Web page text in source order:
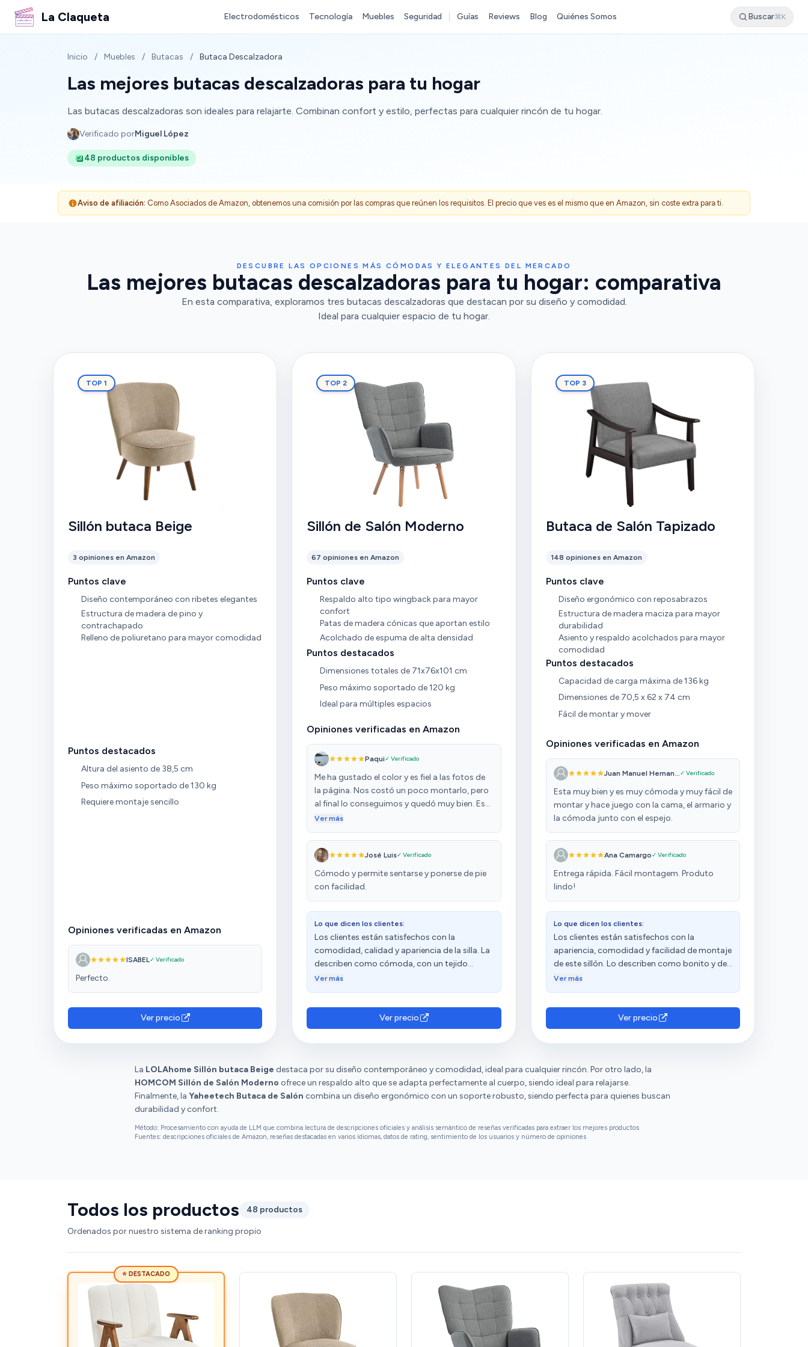
La Claqueta Electrodomésticos Tecnología Muebles Seguridad Guías Reviews Blog Quiénes Somos Buscar⌘K
Inicio / Muebles / Butacas / Butaca Descalzadora
Las mejores butacas descalzadoras para tu hogar
Las butacas descalzadoras son ideales para relajarte. Combinan confort y estilo, perfectas para cualquier rincón de tu hogar.
Verificado porMiguel López
48 productos disponibles
Aviso de afiliación: Como Asociados de Amazon, obtenemos una comisión por las compras que reúnen los requisitos. El precio que ves es el mismo que en Amazon, sin coste extra para ti.
DESCUBRE LAS OPCIONES MÁS CÓMODAS Y ELEGANTES DEL MERCADO
Las mejores butacas descalzadoras para tu hogar: comparativa
En esta comparativa, exploramos tres butacas descalzadoras que destacan por su diseño y comodidad.
Ideal para cualquier espacio de tu hogar.
TOP 1
Sillón butaca Beige
3 opiniones en Amazon
Puntos clave
Diseño contemporáneo con ribetes elegantes
Estructura de madera de pino y
contrachapado
Relleno de poliuretano para mayor comodidad
Puntos destacados
Altura del asiento de 38,5 cm
Peso máximo soportado de 130 kg
Requiere montaje sencillo
Opiniones verificadas en Amazon
ISABEL✓ Verificado
Perfecto.
Ver precio
TOP 2
Sillón de Salón Moderno
67 opiniones en Amazon
Puntos clave
Respaldo alto tipo wingback para mayor
confort
Patas de madera cónicas que aportan estilo
Acolchado de espuma de alta densidad
Puntos destacados
Dimensiones totales de 71x76x101 cm
Peso máximo soportado de 120 kg
Ideal para múltiples espacios
Opiniones verificadas en Amazon
Paqui✓ Verificado
Me ha gustado el color y es fiel a las fotos de
la página. Nos costó un poco montarlo, pero
al final lo conseguimos y quedó muy bien. Es
un sillón cómodo y que protege espalda y
Ver más
José Luis✓ Verificado
Cómodo y permite sentarse y ponerse de pie
con facilidad.
Lo que dicen los clientes:
Los clientes están satisfechos con la
comodidad, calidad y apariencia de la silla. La
describen como cómoda, con un tejido
acogedor y resistente. Además, destacan su
el montaje y la dureza.
Ver más
Ver precio
TOP 3
Butaca de Salón Tapizado
148 opiniones en Amazon
Puntos clave
Diseño ergonómico con reposabrazos
Estructura de madera maciza para mayor
durabilidad
Asiento y respaldo acolchados para mayor
comodidad
Puntos destacados
Capacidad de carga máxima de 136 kg
Dimensiones de 70,5 x 62 x 74 cm
Fácil de montar y mover
Opiniones verificadas en Amazon
Juan Manuel Hernan...✓ Verificado
Esta muy bien y es muy cómoda y muy fácil de
montar y hace juego con la cama, el armario y
la cómoda junto con el espejo.
Ana Camargo✓ Verificado
Entrega rápida. Fácil montagem. Produto
lindo!
Lo que dicen los clientes:
Los clientes están satisfechos con la
apariencia, comodidad y facilidad de montaje
de este sillón. Lo describen como bonito y de
buena calidad. Además, valoran
Ver más
Ver precio
La LOLAhome Sillón butaca Beige destaca por su diseño contemporáneo y comodidad, ideal para cualquier rincón. Por otro lado, la
HOMCOM Sillón de Salón Moderno ofrece un respaldo alto que se adapta perfectamente al cuerpo, siendo ideal para relajarse.
Finalmente, la Yaheetech Butaca de Salón combina un diseño ergonómico con un soporte robusto, siendo perfecta para quienes buscan
durabilidad y confort.
Método: Procesamiento con ayuda de LLM que combina lectura de descripciones oficiales y análisis semántico de reseñas verificadas para extraer los mejores productos
Fuentes: descripciones oficiales de Amazon, reseñas destacadas en varios idiomas, datos de rating, sentimiento de los usuarios y número de opiniones
Todos los productos 48 productos
Ordenados por nuestro sistema de ranking propio
⭐ DESTACADO